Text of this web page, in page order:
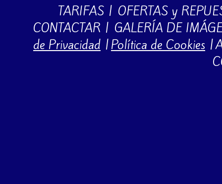
TARIFAS| OFERTAS y
CONTACTAR | GALERÍA DE
de Privacidad |Política de Cookies |